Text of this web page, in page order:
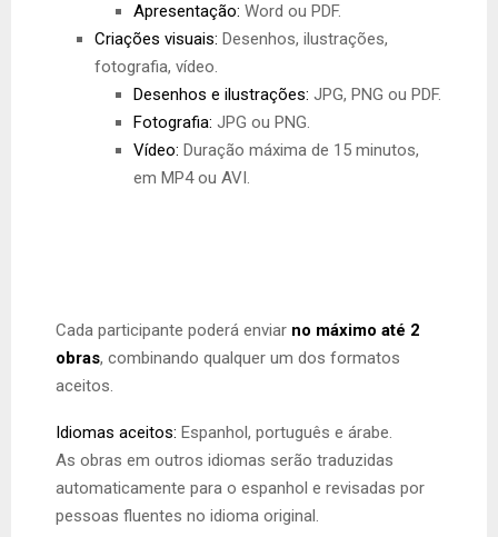
Apresentação: Word ou PDF.
Criações visuais: Desenhos, ilustrações,
fotografia, vídeo.
Desenhos e ilustrações: JPG, PNG ou PDF.
Fotografia: JPG ou PNG.
Vídeo: Duração máxima de 15 minutos,
em MP4 ou AVI.
Cada participante poderá enviar no máximo até 2
obras, combinando qualquer um dos formatos
aceitos.
Idiomas aceitos: Espanhol, português e árabe.
As obras em outros idiomas serão traduzidas
automaticamente para o espanhol e revisadas por
pessoas fluentes no idioma original.